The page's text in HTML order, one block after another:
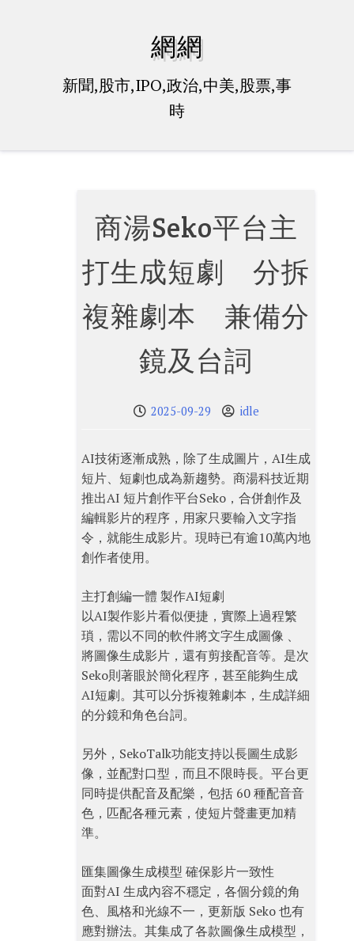
網網
新聞,股市,IPO,政治,中美,股票,事
時
商湯Seko平台主
打生成短劇 分拆
複雜劇本 兼備分
鏡及台詞
2025-09-29 idle
AI技術逐漸成熟，除了生成圖片，AI生成
短片、短劇也成為新趨勢。商湯科技近期
推出AI 短片創作平台Seko，合併創作及
編輯影片的程序，用家只要輸入文字指
令，就能生成影片。現時已有逾10萬內地
創作者使用。
主打創編一體 製作AI短劇
以AI製作影片看似便捷，實際上過程繁
瑣，需以不同的軟件將文字生成圖像 、
將圖像生成影片，還有剪接配音等。是次
Seko則著眼於簡化程序，甚至能夠生成
AI短劇。其可以分拆複雜劇本，生成詳細
的分鏡和角色台詞。
另外，SekoTalk功能支持以長圖生成影
像，並配對口型，而且不限時長。平台更
同時提供配音及配樂，包括 60 種配音音
色，匹配各種元素，使短片聲畫更加精
準。
匯集圖像生成模型 確保影片一致性
面對AI 生成內容不穩定，各個分鏡的角
色、風格和光線不一，更新版 Seko 也有
應對辦法。其集成了各款圖像生成模型，